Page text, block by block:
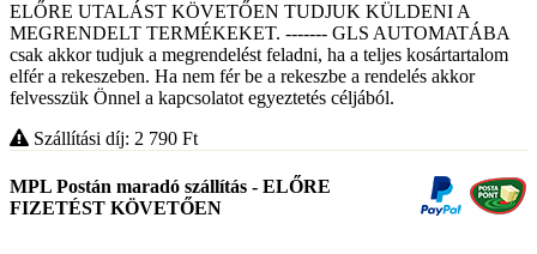
ELŐRE UTALÁST KÖVETŐEN TUDJUK KÜLDENI A
MEGRENDELT TERMÉKEKET. ------- GLS AUTOMATÁBA
csak akkor tudjuk a megrendelést feladni, ha a teljes kosártartalom
elfér a rekeszeben. Ha nem fér be a rekeszbe a rendelés akkor
felvesszük Önnel a kapcsolatot egyeztetés céljából.
Szállítási díj: 2 790 Ft
MPL Postán maradó szállítás - ELŐRE
FIZETÉST KÖVETŐEN